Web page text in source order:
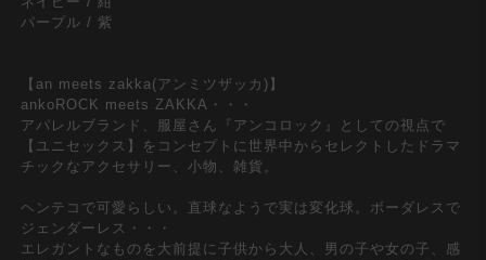
パープル / 紫
【an meets zakka(アンミツザッカ)】
ankoROCK meets ZAKKA・・・
アパレルブランド、服屋さん『アンコロック』としての視点で
【ユニセックス】をコンセプトに世界中からセレクトしたドラマ
チックなアクセサリー、小物、雑貨。
ヘンテコで可愛らしい。直球なようで実は変化球。ボーダレスで
ジェンダーレス・・・
エレガントなものを大前提に子供から大人、男の子や女の子、感